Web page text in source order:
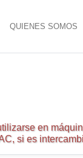
QUIENES SOMOS
en
si es